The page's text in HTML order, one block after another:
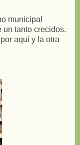
municipal
un tanto crecidos.
aquí y la otra